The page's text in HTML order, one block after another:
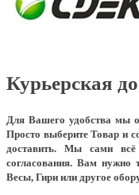
Курьерская
Для Вашего удобства мы
Просто выберите Товар и
доставить. Мы сами всё
согласования. Вам нужно
Весы, Гири или другое